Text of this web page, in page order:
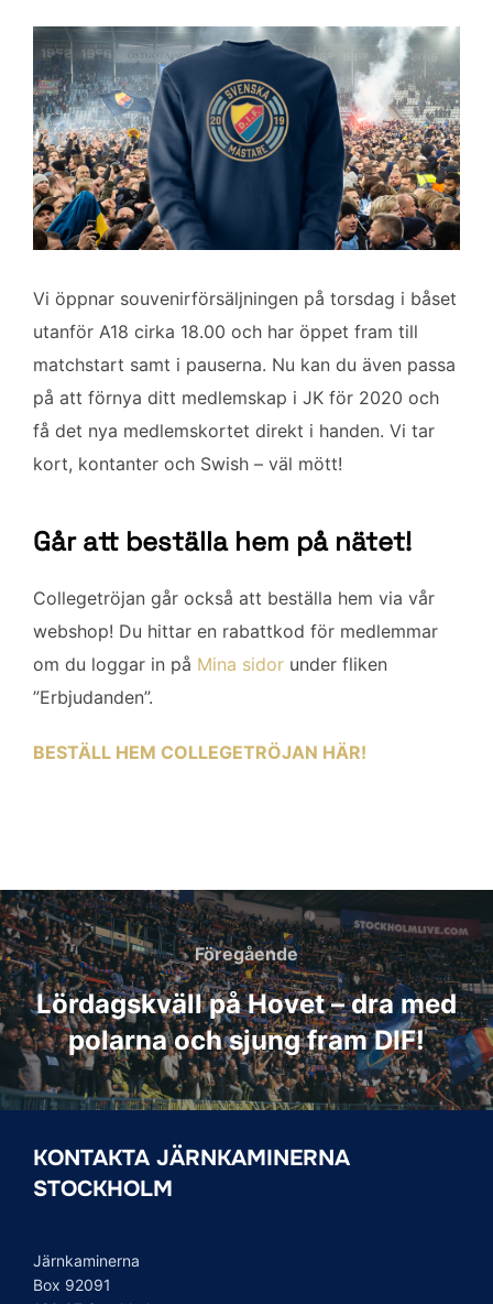
Vi öppnar souvenirförsäljningen på torsdag i båset
utanför A18 cirka 18.00 och har öppet fram till
matchstart samt i pauserna. Nu kan du även passa
på att förnya ditt medlemskap i JK för 2020 och
få det nya medlemskortet direkt i handen. Vi tar
kort, kontanter och Swish – väl mött!
Går att beställa hem på nätet!
Collegetröjan går också att beställa hem via vår
webshop! Du hittar en rabattkod för medlemmar
om du loggar in på Mina sidor under fliken
”Erbjudanden”.
BESTÄLL HEM COLLEGETRÖJAN HÄR!
Inläggsnavigering
Föregående
Föregående
Lördagskväll på Hovet – dra med
polarna och sjung fram DIF!
KONTAKTA JÄRNKAMINERNA
STOCKHOLM
Järnkaminerna
Box 92091